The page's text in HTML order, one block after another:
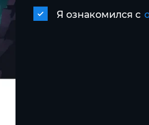
Я ознакомился с